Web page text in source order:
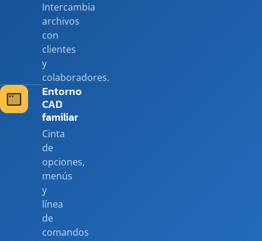
Intercambia
archivos
con
clientes
y
colaboradores.
Entorno
CAD
familiar
Cinta
de
opciones,
menús
y
línea
de
comandos